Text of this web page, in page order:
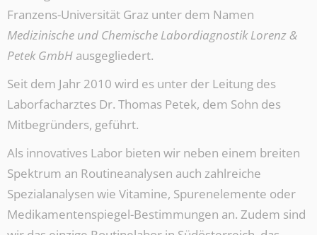
Franzens-Universität Graz unter dem Namen
Medizinische und Chemische Labordiagnostik Lorenz &
Petek GmbH ausgegliedert.
Seit dem Jahr 2010 wird es unter der Leitung des
Laborfacharztes Dr. Thomas Petek, dem Sohn des
Mitbegründers, geführt.
Als innovatives Labor bieten wir neben einem breiten
Spektrum an Routineanalysen auch zahlreiche
Spezialanalysen wie Vitamine, Spurenelemente oder
Medikamentenspiegel-Bestimmungen an. Zudem sind